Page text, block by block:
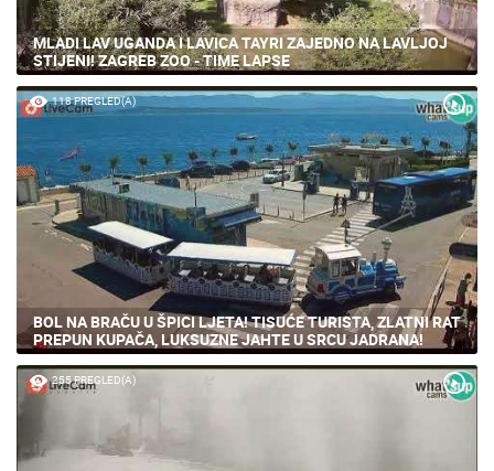
MLADI LAV UGANDA I LAVICA TAYRI ZAJEDNO NA LAVLJOJ
STIJENI! ZAGREB ZOO - TIME LAPSE
118 PREGLED(A)
BOL NA BRAČU U ŠPICI LJETA! TISUĆE TURISTA, ZLATNI RAT
PREPUN KUPAČA, LUKSUZNE JAHTE U SRCU JADRANA!
255 PREGLED(A)